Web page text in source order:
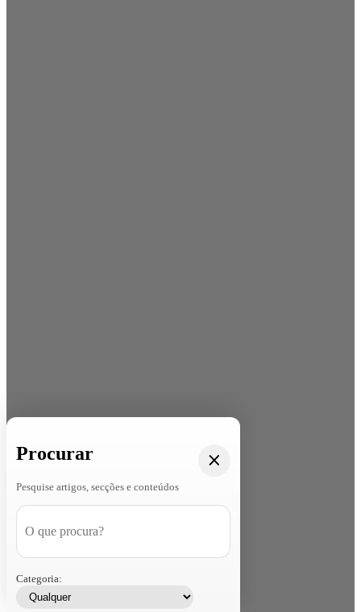
Procurar
Pesquise artigos, secções e conteúdos
Categoria: